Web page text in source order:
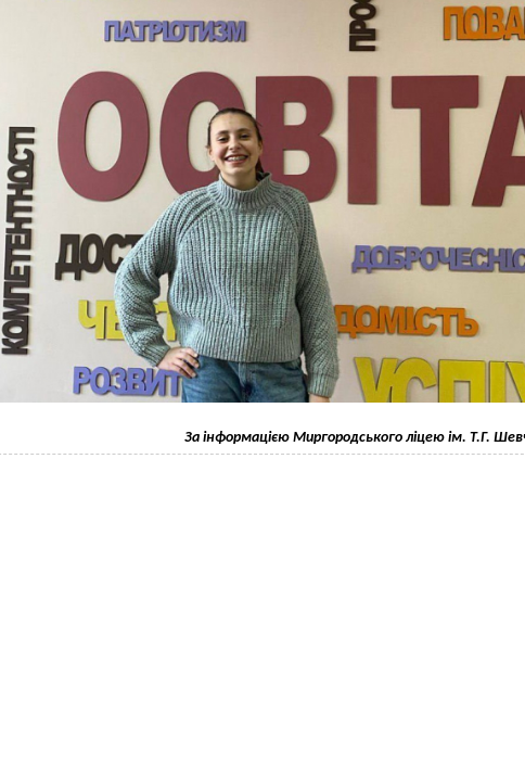
За інформацією Миргородського ліцею ім. Т.Г.